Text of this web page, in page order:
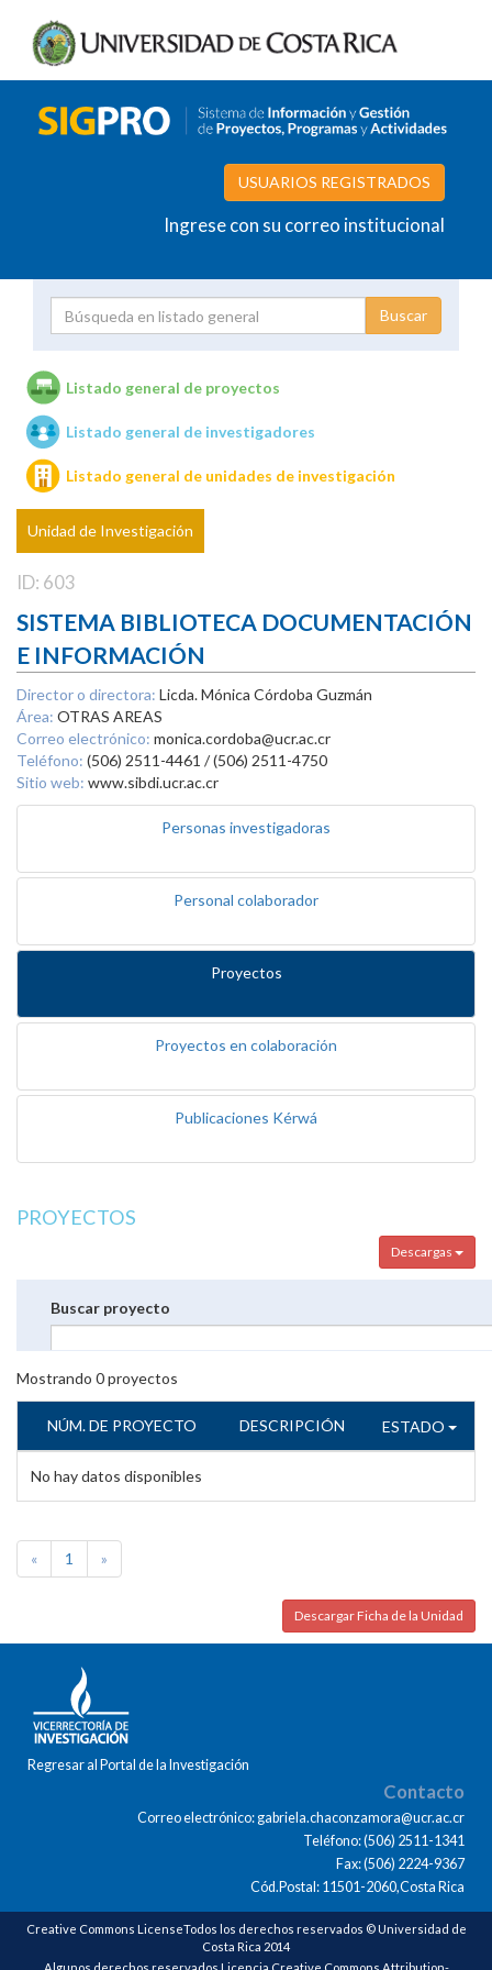
USUARIOS REGISTRADOS
Ingrese con su correo institucional
Unidades de investigación
Listado general de proyectos
Listado general de investigadores
Listado general de unidades de investigación
Unidad de Investigación
ID: 603
SISTEMA BIBLIOTECA DOCUMENTACIÓN
E INFORMACIÓN
Director o directora: Licda. Mónica Córdoba Guzmán
Área: OTRAS AREAS
Correo electrónico: monica.cordoba@ucr.ac.cr
Teléfono: (506) 2511-4461 / (506) 2511-4750
Sitio web: www.sibdi.ucr.ac.cr
Personas investigadoras
Personal colaborador
Proyectos
Proyectos en colaboración
Publicaciones Kérwá
PROYECTOS
Descargas
Buscar proyecto
Mostrando 0proyectos
NÚM. DE PROYECTO DESCRIPCIÓN ESTADO
No hay datos disponibles
« 1 »
Descargar Ficha de la Unidad
Regresar al Portal de la Investigación
Contacto
Correo electrónico: gabriela.chaconzamora@ucr.ac.cr
Teléfono: (506) 2511-1341
Fax: (506) 2224-9367
Cód.Postal: 11501-2060,Costa Rica
Creative Commons LicenseTodos los derechos reservados © Universidad de
Costa Rica 2014